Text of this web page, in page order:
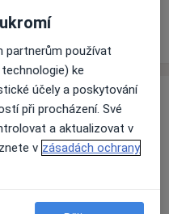
nejsou k dispozici
žádné informace o
partnerům používat
ke
účely a poskytování
při procházení. Své
a aktualizovat v
v zásadách ochrany